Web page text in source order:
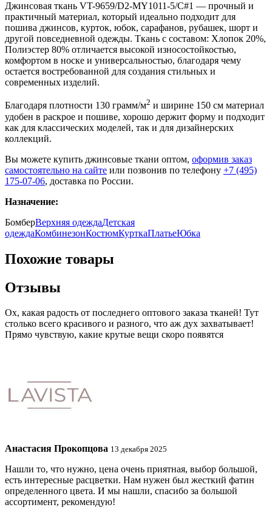
Джинсовая ткань VT-9659/D2-MY1011-5/C#1 — прочный и
практичный материал, который идеально подходит для
пошива джинсов, курток, юбок, сарафанов, рубашек, шорт и
другой повседневной одежды. Ткань с составом: Хлопок 20%,
Полиэстер 80% отличается высокой износостойкостью,
комфортом в носке и универсальностью, благодаря чему
остается востребованной для создания стильных и
современных изделий.
Благодаря плотности 130 грамм/м2 и ширине 150 см материал
удобен в раскрое и пошиве, хорошо держит форму и подходит
как для классических моделей, так и для дизайнерских
коллекций.
Вы можете купить джинсовые ткани оптом, оформив заказ
самостоятельно на сайте или позвонив по телефону +7 (495)
175-07-06, доставка по России.
Назначение:
БомберВерхняя одеждаДетская
одеждаКомбинезонКостюмКурткаПлатьеЮбка
Похожие товары
Отзывы
Ох, какая радость от последнего оптового заказа тканей! Тут
столько всего красивого и разного, что аж дух захватывает!
Прямо чувствую, какие крутые вещи скоро появятся
Анастасия Прокопцова 13 декабря 2025
Нашли то, что нужно, цена очень приятная, выбор большой,
есть интересные расцветки. Нам нужен был жесткий фатин
определенного цвета. И мы нашли, спасибо за большой
ассортимент, рекомендую!